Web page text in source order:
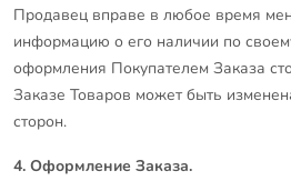
Продавец вправе в любое время
информацию о его наличии по
оформления Покупателем Заказа
Заказе Товаров может быть
сторон.
4. Оформление Заказа.